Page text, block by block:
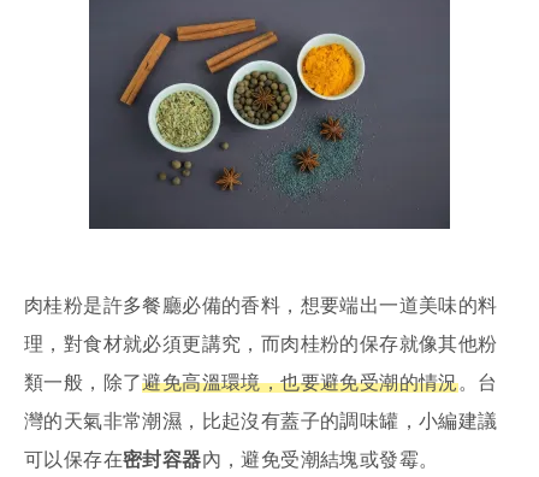
肉桂粉是許多餐廳必備的香料，想要端出一道美味的料
理，對食材就必須更講究，而肉桂粉的保存就像其他粉
類一般，除了避免高溫環境，也要避免受潮的情況。台
灣的天氣非常潮濕，比起沒有蓋子的調味罐，小編建議
可以保存在密封容器內，避免受潮結塊或發霉。